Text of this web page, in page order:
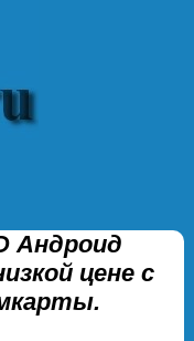
Андроид
цене с